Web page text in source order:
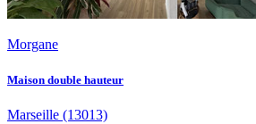
Morgane
Maison double hauteur
Marseille (13013)